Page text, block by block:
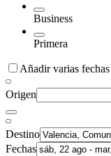
Business
Primera
Añadir varias
Origen
Destino
Fechas